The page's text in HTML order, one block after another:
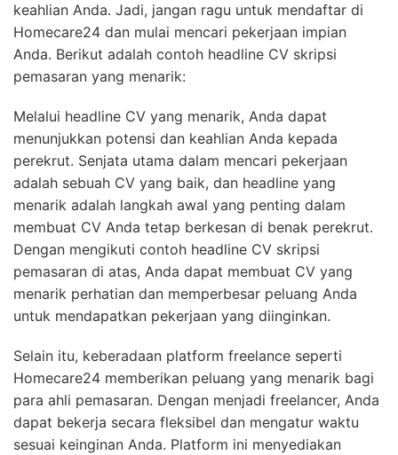
keahlian Anda. Jadi, jangan ragu untuk mendaftar di
Homecare24 dan mulai mencari pekerjaan impian
Anda. Berikut adalah contoh headline CV skripsi
pemasaran yang menarik:
Melalui headline CV yang menarik, Anda dapat
menunjukkan potensi dan keahlian Anda kepada
perekrut. Senjata utama dalam mencari pekerjaan
adalah sebuah CV yang baik, dan headline yang
menarik adalah langkah awal yang penting dalam
membuat CV Anda tetap berkesan di benak perekrut.
Dengan mengikuti contoh headline CV skripsi
pemasaran di atas, Anda dapat membuat CV yang
menarik perhatian dan memperbesar peluang Anda
untuk mendapatkan pekerjaan yang diinginkan.
Selain itu, keberadaan platform freelance seperti
Homecare24 memberikan peluang yang menarik bagi
para ahli pemasaran. Dengan menjadi freelancer, Anda
dapat bekerja secara fleksibel dan mengatur waktu
sesuai keinginan Anda. Platform ini menyediakan